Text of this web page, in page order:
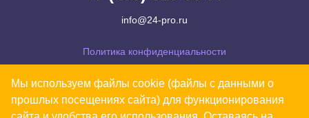
info@24-pro.ru
Политика конфиденциальности
Уведомляем Вас, что Ваши персональные данные обрабатываются на сайте в
целях его функционирования. В случае несогласия, просьба покинуть сайт.
Мы используем файлы cookie (файлы с данными о
прошлых посещениях сайта) для функционирования